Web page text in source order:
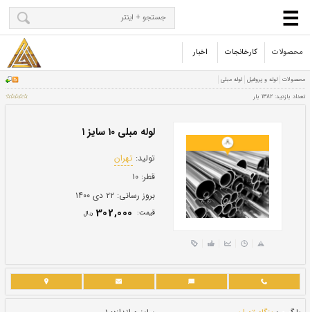
محصولات کارخانجات اخبار
لوله مبلی ۱۰ سایز ۱
قطر:۱۰